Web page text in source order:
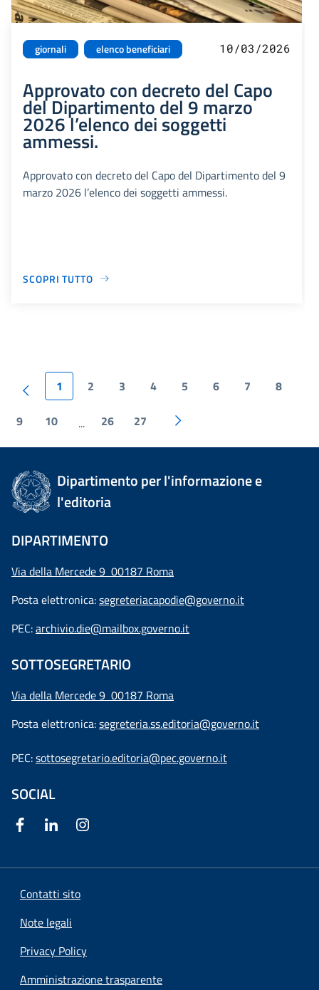
giornali elenco beneficiari 10/03/2026
Approvato con decreto del Capo
del Dipartimento del 9 marzo
2026 l’elenco dei soggetti
ammessi.
Approvato con decreto del Capo del Dipartimento del 9
marzo 2026 l’elenco dei soggetti ammessi.
SCOPRI TUTTO
1 2 3 4 5 6 7 8
9 10 ... 26 27
Dipartimento per l'informazione e
l'editoria
DIPARTIMENTO
Via della Mercede 9 00187 Roma
Posta elettronica:segreteriacapodie@governo.it
PEC:archivio.die@mailbox.governo.it
SOTTOSEGRETARIO
Via della Mercede 9 00187 Roma
Posta elettronica:segreteria.ss.editoria@governo.it
PEC:sottosegretario.editoria@pec.governo.it
SOCIAL
Contatti sito
Note legali
Privacy Policy
Amministrazione trasparente